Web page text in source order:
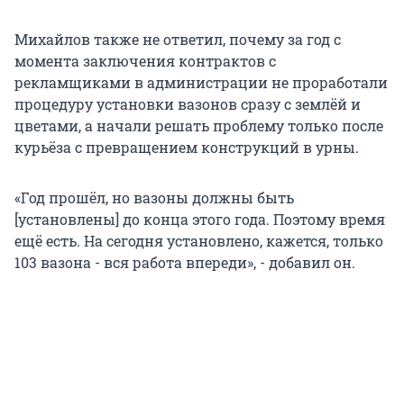
Михайлов также не ответил, почему за год с
момента заключения контрактов с
рекламщиками в администрации не проработали
процедуру установки вазонов сразу с землёй и
цветами, а начали решать проблему только после
курьёза с превращением конструкций в урны.
«Год прошёл, но вазоны должны быть
[установлены] до конца этого года. Поэтому время
ещё есть. На сегодня установлено, кажется, только
103 вазона - вся работа впереди», - добавил он.